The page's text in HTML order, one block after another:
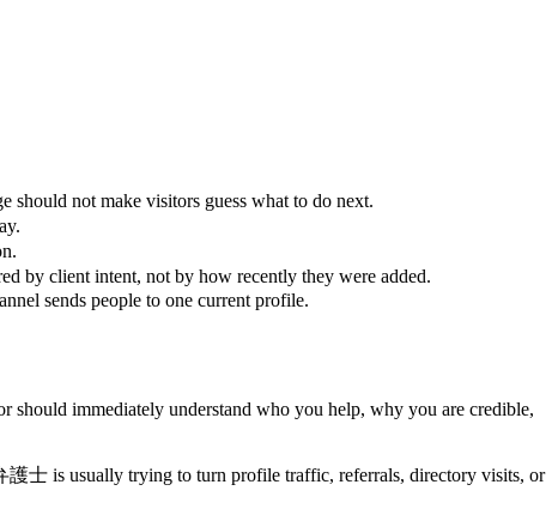
not make visitors guess what to do next.
by client intent, not by how recently they were added.
sends people to one current profile.
immediately understand who you help, why you are credible,
士 is usually trying to turn profile traffic, referrals, directory visits, or